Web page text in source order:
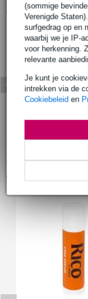
(sommige
Verenigde
surfgedrag op en
waarbij we je IP-
voor herkenning.
relevante
Je kunt je
intrekken via de
Cookiebeleid en
Bekijk ook eens
Accessoires (27)